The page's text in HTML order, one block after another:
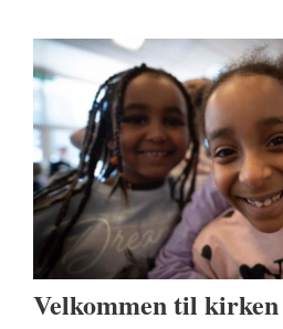
Velkommen til